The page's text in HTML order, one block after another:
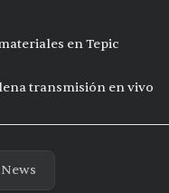
en Tepic
transmisión en vivo